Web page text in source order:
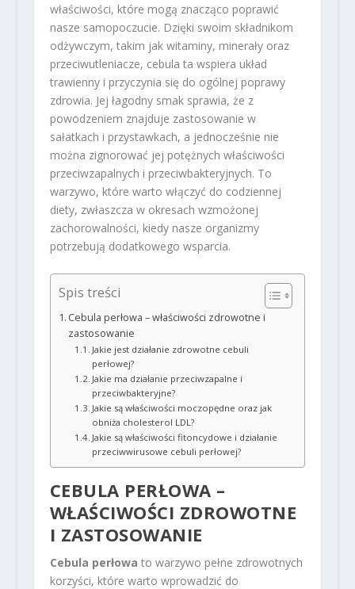
właściwości, które mogą znacząco poprawić
nasze samopoczucie. Dzięki swoim składnikom
odżywczym, takim jak witaminy, minerały oraz
przeciwutleniacze, cebula ta wspiera układ
trawienny i przyczynia się do ogólnej poprawy
zdrowia. Jej łagodny smak sprawia, że z
powodzeniem znajduje zastosowanie w
sałatkach i przystawkach, a jednocześnie nie
można zignorować jej potężnych właściwości
przeciwzapalnych i przeciwbakteryjnych. To
warzywo, które warto włączyć do codziennej
diety, zwłaszcza w okresach wzmożonej
zachorowalności, kiedy nasze organizmy
potrzebują dodatkowego wsparcia.
Spis treści
Cebula perłowa – właściwości zdrowotne i
zastosowanie
Jakie jest działanie zdrowotne cebuli
perłowej?
Jakie ma działanie przeciwzapalne i
przeciwbakteryjne?
Jakie są właściwości moczopędne oraz jak
obniża cholesterol LDL?
Jakie są właściwości fitoncydowe i działanie
przeciwwirusowe cebuli perłowej?
CEBULA PERŁOWA –
WŁAŚCIWOŚCI ZDROWOTNE
I ZASTOSOWANIE
Cebula perłowa to warzywo pełne zdrowotnych
korzyści, które warto wprowadzić do